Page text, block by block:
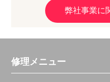
年中無休
大森駅前店
弊社事業に
修理メニュー